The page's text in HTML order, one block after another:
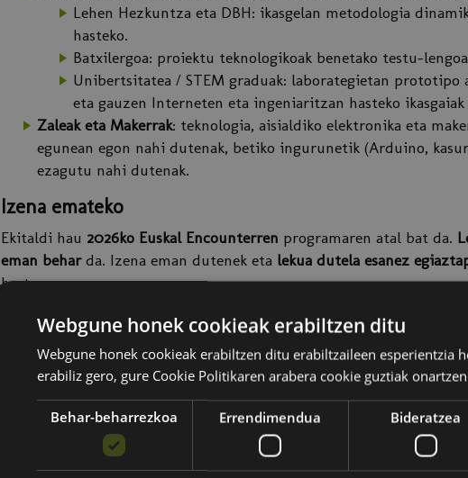
Lehen Hezkuntza eta DBH: ikasgelan metodologia
hasteko.
Batxilergoa: proiektu teknologikoak benetako testu-
Unibertsitatea / STEM graduak: laborategietan
eta gauzen Interneten eta ingeniaritzan hasteko
Zaleak eta Makerrak: teknologia, aisialdiko elektronika eta
egunean egon nahi dutenak, betiko ingurunetik (Arduino,
ezagutu nahi dutenak.
Izena emateko
Ekitaldi hau 2026ko Euskal Encounterren programaren atal bat da.
eman beharda. Izena eman dutenek eta lekua dutela esanez
hartu.
Edukia
Sarrera, Ingurunea eta Konexioa
Arduinotik Raspberry Pi Picora eboluzionatzea: abantailak eta
Garapen-ingurunea: IDE Thonny-a konfiguratzea eta
Barne-egitura: plakaren fitxategi-sistema eta liburutegi
Zure lehen script-a: Dodo Board-eko "lotura"-programa eta
Webgune honek cookieak erabiltzen ditu
Webgune honek cookieak erabiltzen ditu erabiltzaileen esperientzia
erabiliz gero, gure Cookie Politikaren arabera cookie guztiak
Behar-beharrezkoa Errendimendua Bideratzea